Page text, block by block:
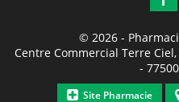
© 2026 -
Centre Commercial Terre
- 77500
Site Pharmacie